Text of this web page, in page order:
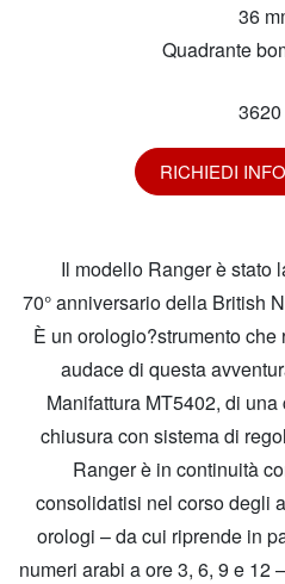
36
Quadrante
RICHIEDI
Il modello Ranger è stato
70° anniversario della British
È un orologio?strumento
audace di questa
Manifattura MT5402, di
chiusura con sistema di
Ranger è in continuità
consolidatisi nel corso degli
orologi – da cui riprende in
numeri arabi a ore 3, 6, 9 e 12